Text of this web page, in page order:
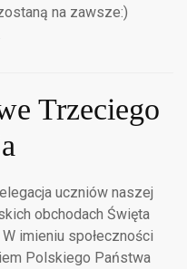
na zawsze:)
Trzeciego
uczniów naszej
obchodach Święta
imieniu społeczności
Polskiego Państwa